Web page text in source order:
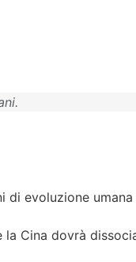
di evoluzione
la Cina dovrà